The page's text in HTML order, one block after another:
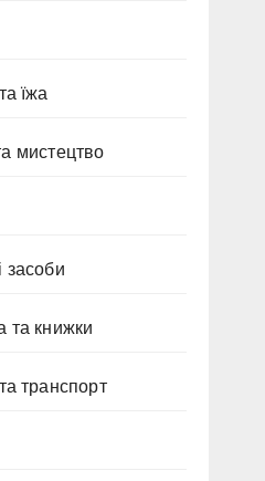
їжа
мистецтво
засоби
та книжки
транспорт